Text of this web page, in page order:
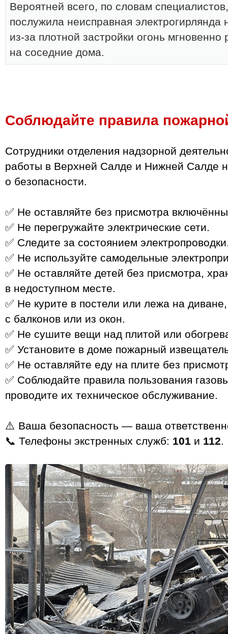
Вероятней всего, по словам
послужила неисправная
из‑за плотной застройки огонь мгновенно
на соседние дома.
Соблюдайте правила
Сотрудники отделения надзорной
работы в Верхней Салде и Нижней Салде
о безопасности.
✅ Не оставляйте без присмотра
✅ Не перегружайте электрические сети.
✅ Следите за состоянием
✅ Не используйте самодельные
✅ Не оставляйте детей без присмотра,
в недоступном месте.
✅ Не курите в постели или лежа на
с балконов или из окон.
✅ Не сушите вещи над плитой или
✅ Установите в доме пожарный
✅ Не оставляйте еду на плите без
✅ Соблюдайте правила пользования
проводите их техническое обслуживание.
⚠️ Ваша безопасность — ваша
📞 Телефоны экстренных служб: 101 и 112.